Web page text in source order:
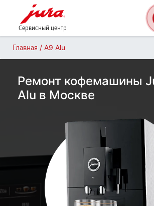
Сервисный центр
Главная / A9 Alu
Ремонт кофемашины
Alu в Москве